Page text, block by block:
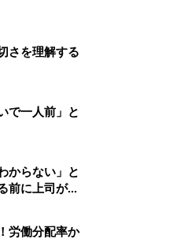
さを理解する
で一人前」と
からない」と
前に上司が...
労働分配率か